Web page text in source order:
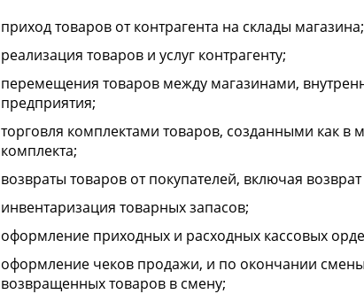
приход товаров от контрагента на склады магазина;
реализация товаров и услуг контрагенту;
перемещения товаров между магазинами,
предприятия;
торговля комплектами товаров, созданными как
комплекта;
возвраты товаров от покупателей, включая
инвентаризация товарных запасов;
оформление приходных и расходных кассовых
оформление чеков продажи, и по окончании
возвращенных товаров в смену;